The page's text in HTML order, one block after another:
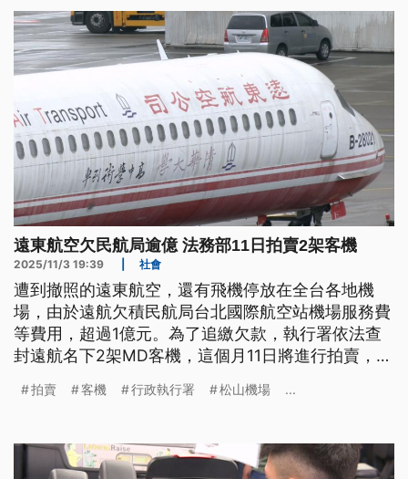
遠東航空欠民航局逾億 法務部11日拍賣2架客機
2025/11/3 19:39 社會
遭到撤照的遠東航空，還有飛機停放在全台各地機
場，由於遠航欠積民航局台北國際航空站機場服務費
等費用，超過1億元。為了追繳欠款，執行署依法查
封遠航名下2架MD客機，這個月11日將進行拍賣，底
多架，幾乎快退役，也不適合當教學場域，最後可能
拍賣 客機 行政執行署 松山機場 ...